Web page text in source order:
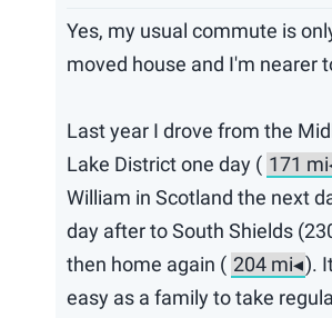
Yes, my usual commute is
moved house and I'm nearer
Last year I drove from the
Lake District one day (
William in Scotland the next
day after to South Shields
then home again (
).
easy as a family to take